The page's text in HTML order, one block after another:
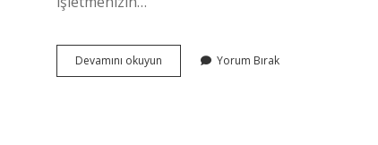
Devamını okuyun Bilançoda
Yer
Yorum Bırak